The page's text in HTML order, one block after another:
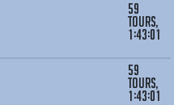
59
tours,
1:43:01
59
tours,
1:43:01